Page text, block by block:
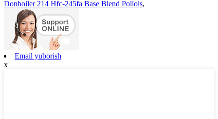
Donboiler 214 Hfc-245fa Base Blend Poliols,
Email yuborish
x